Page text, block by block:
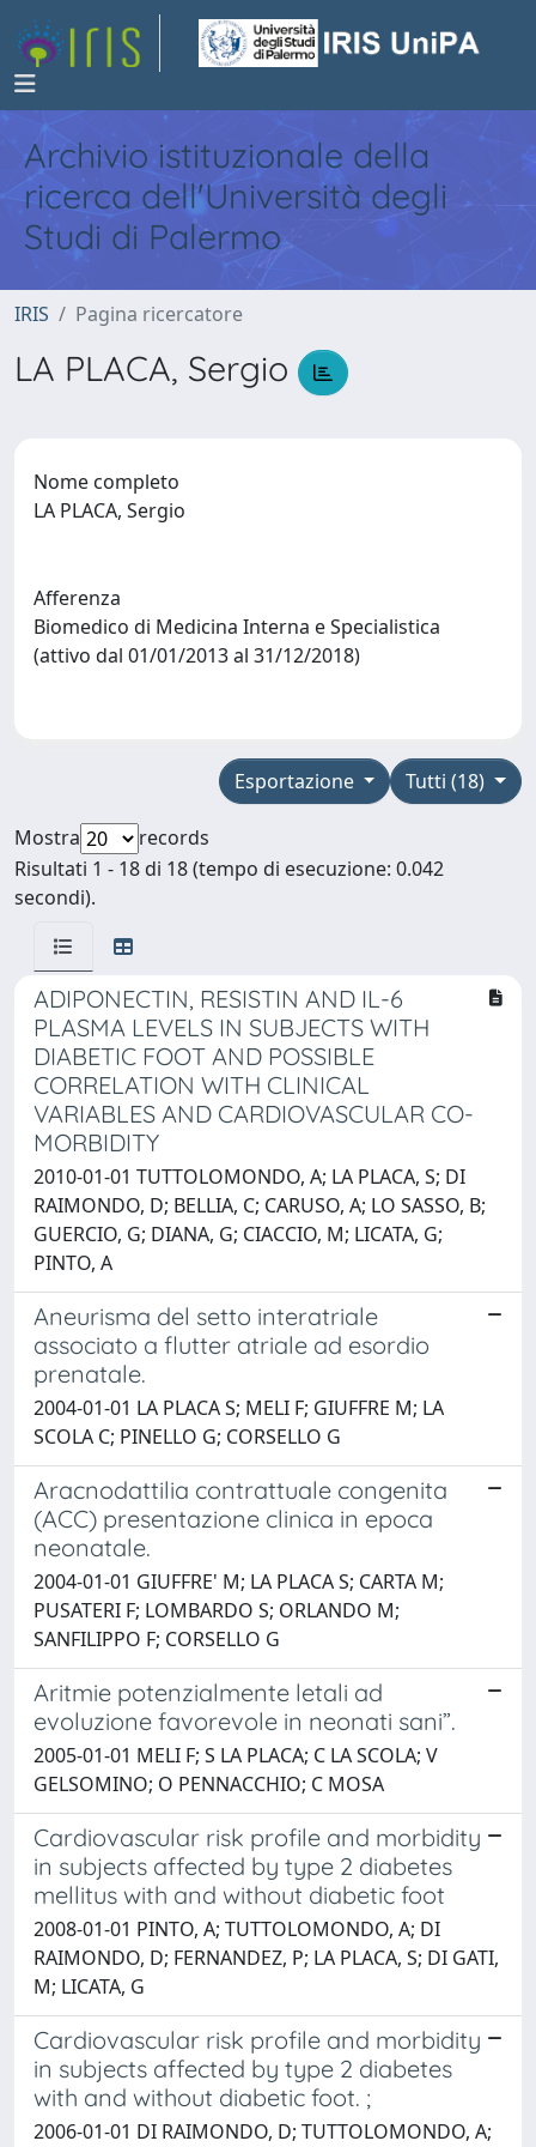
Archivio istituzionale della
ricerca dell'Università degli
Studi di Palermo
IRIS Pagina ricercatore
LA PLACA, Sergio
Nome completo
LA PLACA, Sergio
Afferenza
Biomedico di Medicina Interna e Specialistica
(attivo dal 01/01/2013 al 31/12/2018)
Tutti (18)
Esportazione
Mostra
records
Risultati 1 - 18 di 18 (tempo di esecuzione: 0.042
secondi).
ADIPONECTIN, RESISTIN AND IL-6
PLASMA LEVELS IN SUBJECTS WITH
DIABETIC FOOT AND POSSIBLE
CORRELATION WITH CLINICAL
VARIABLES AND CARDIOVASCULAR CO-
MORBIDITY
2010-01-01 TUTTOLOMONDO, A; LA PLACA, S; DI
RAIMONDO, D; BELLIA, C; CARUSO, A; LO SASSO, B;
GUERCIO, G; DIANA, G; CIACCIO, M; LICATA, G;
PINTO, A
Aneurisma del setto interatriale
associato a flutter atriale ad esordio
prenatale.
2004-01-01 LA PLACA S; MELI F; GIUFFRE M; LA
SCOLA C; PINELLO G; CORSELLO G
Aracnodattilia contrattuale congenita
(ACC) presentazione clinica in epoca
neonatale.
2004-01-01 GIUFFRE' M; LA PLACA S; CARTA M;
PUSATERI F; LOMBARDO S; ORLANDO M;
SANFILIPPO F; CORSELLO G
Aritmie potenzialmente letali ad
evoluzione favorevole in neonati sani”.
2005-01-01 MELI F; S LA PLACA; C LA SCOLA; V
GELSOMINO; O PENNACCHIO; C MOSA
Cardiovascular risk profile and morbidity
in subjects affected by type 2 diabetes
mellitus with and without diabetic foot
2008-01-01 PINTO, A; TUTTOLOMONDO, A; DI
RAIMONDO, D; FERNANDEZ, P; LA PLACA, S; DI GATI,
M; LICATA, G
Cardiovascular risk profile and morbidity
in subjects affected by type 2 diabetes
with and without diabetic foot. ;
2006-01-01 DI RAIMONDO, D; TUTTOLOMONDO, A;